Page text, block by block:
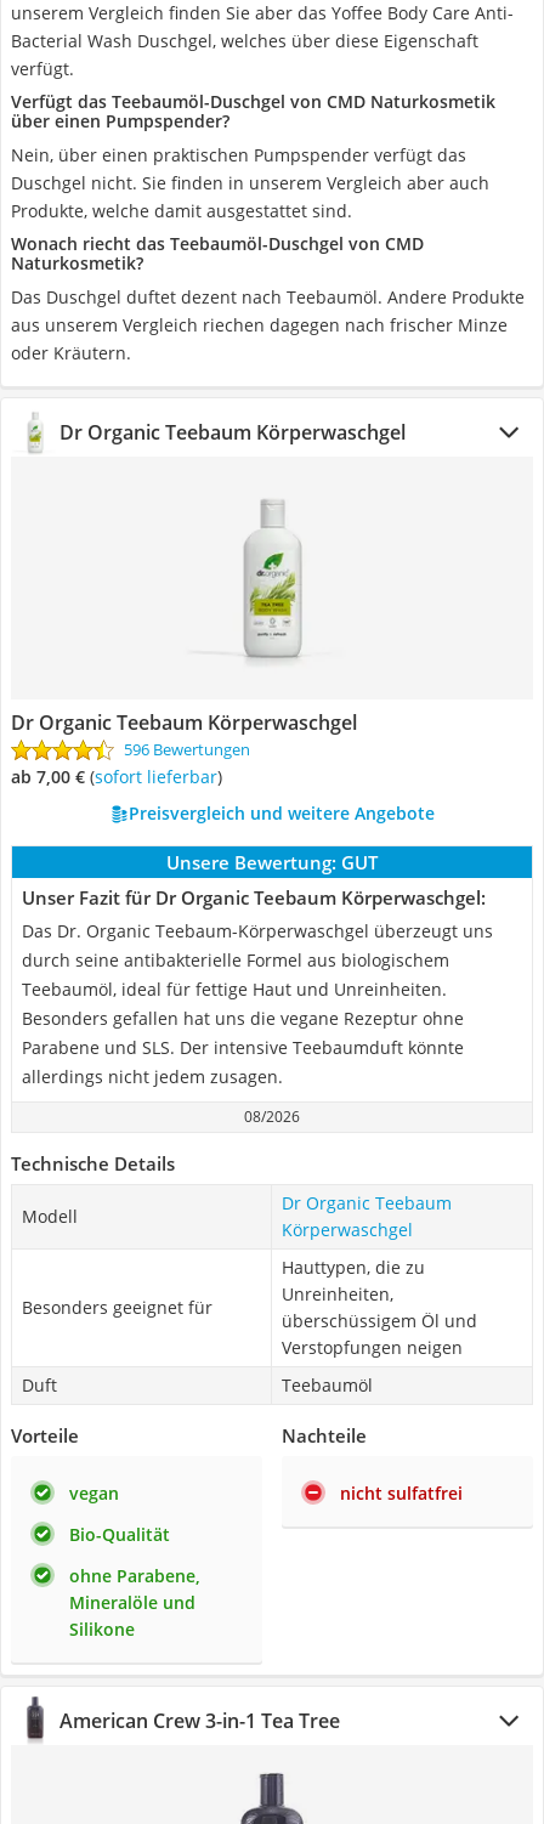
unserem Vergleich finden Sie aber das Yoffee Body Care Anti-
Bacterial Wash Duschgel, welches über diese Eigenschaft
verfügt.
Verfügt das Teebaumöl-Duschgel von CMD Naturkosmetik
über einen Pumpspender?
Nein, über einen praktischen Pumpspender verfügt das
Duschgel nicht. Sie finden in unserem Vergleich aber auch
Produkte, welche damit ausgestattet sind.
Wonach riecht das Teebaumöl-Duschgel von CMD
Naturkosmetik?
Das Duschgel duftet dezent nach Teebaumöl. Andere Produkte
aus unserem Vergleich riechen dagegen nach frischer Minze
oder Kräutern.
Dr Organic Teebaum Körperwaschgel
Dr Organic Teebaum Körperwaschgel
596 Bewertungen
ab 7,00 € ( Sofort lieferbar)
Preisvergleich und weitere Angebote
Unsere Bewertung: GUT
Unser Fazit für Dr Organic Teebaum Körperwaschgel:
Das Dr. Organic Teebaum-Körperwaschgel überzeugt uns
durch seine antibakterielle Formel aus biologischem
Teebaumöl, ideal für fettige Haut und Unreinheiten.
Besonders gefallen hat uns die vegane Rezeptur ohne
Parabene und SLS. Der intensive Teebaumduft könnte
allerdings nicht jedem zusagen.
08/2026
Technische Details
Modell
Dr Organic Teebaum
Körperwaschgel
Besonders geeignet für
Hauttypen, die zu
Unreinheiten,
überschüssigem Öl und
Verstopfungen neigen
Duft
Teebaumöl
Vorteile
vegan
Bio-Qualität
ohne Parabene,
Mineralöle und
Silikone
Nachteile
nicht sulfatfrei
American Crew 3-in-1 Tea Tree